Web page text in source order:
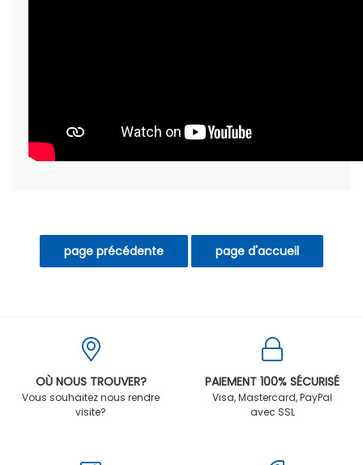
OÙ NOUS TROUVER?
Vous souhaitez nous rendre
visite?
PAIEMENT 100% SÉCURISÉ
Visa, Mastercard, PayPal
avec SSL